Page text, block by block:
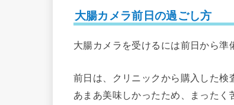
大腸カメラ前日の過ごし方
大腸カメラを受けるには前日から準
前日は、クリニックから購入した検
あまあ美味しかったため、まった